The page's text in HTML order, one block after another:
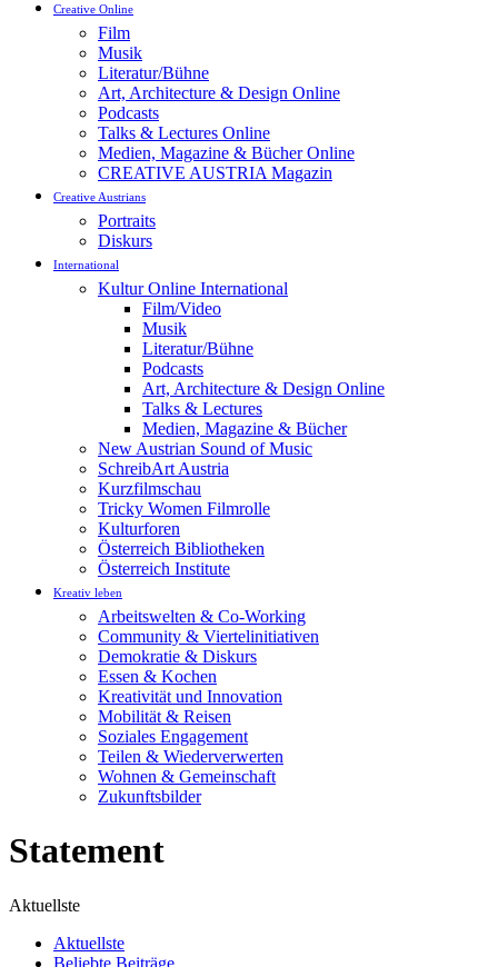
Creative Online
Film
Musik
Literatur/Bühne
Art, Architecture & Design Online
Podcasts
Talks & Lectures Online
Medien, Magazine & Bücher Online
CREATIVE AUSTRIA Magazin
Creative Austrians
Portraits
Diskurs
International
Kultur Online International
Film/Video
Musik
Literatur/Bühne
Podcasts
Art, Architecture & Design Online
Talks & Lectures
Medien, Magazine & Bücher
New Austrian Sound of Music
SchreibArt Austria
Kurzfilmschau
Tricky Women Filmrolle
Kulturforen
Österreich Bibliotheken
Österreich Institute
Kreativ leben
Arbeitswelten & Co-Working
Community & Viertelinitiativen
Demokratie & Diskurs
Essen & Kochen
Kreativität und Innovation
Mobilität & Reisen
Soziales Engagement
Teilen & Wiederverwerten
Wohnen & Gemeinschaft
Zukunftsbilder
Statement
Aktuellste
Aktuellste
Beliebte Beiträge